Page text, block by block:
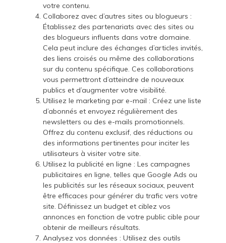
votre contenu.
Collaborez avec d’autres sites ou blogueurs :
Établissez des partenariats avec des sites ou
des blogueurs influents dans votre domaine.
Cela peut inclure des échanges d’articles invités,
des liens croisés ou même des collaborations
sur du contenu spécifique. Ces collaborations
vous permettront d’atteindre de nouveaux
publics et d’augmenter votre visibilité.
Utilisez le marketing par e-mail : Créez une liste
d’abonnés et envoyez régulièrement des
newsletters ou des e-mails promotionnels.
Offrez du contenu exclusif, des réductions ou
des informations pertinentes pour inciter les
utilisateurs à visiter votre site.
Utilisez la publicité en ligne : Les campagnes
publicitaires en ligne, telles que Google Ads ou
les publicités sur les réseaux sociaux, peuvent
être efficaces pour générer du trafic vers votre
site. Définissez un budget et ciblez vos
annonces en fonction de votre public cible pour
obtenir de meilleurs résultats.
Analysez vos données : Utilisez des outils